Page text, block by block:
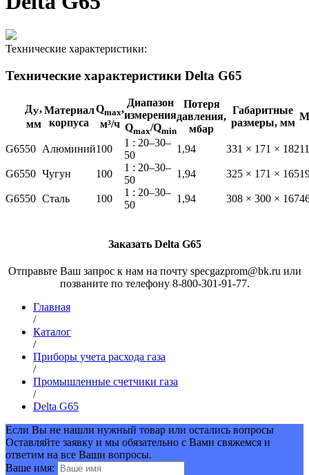
Технические характеристики:
Технические характеристики Delta G65
ДУ,
мм
Материал
корпуса
Qmax,
м³/ч
Диапазон
измерения
Qmax/Qmin
Потеря
давления,
мбар
Габаритные
размеры, мм
G6550 Алюминий100
1 : 20–30–
50
1,94 331 × 171 × 18211
G6550 Чугун 100
1 : 20–30–
50
1,94 325 × 171 × 165
G6550 Сталь 100
1 : 20–30–
50
1,94 308 × 300 × 167
Заказать Delta G65
Отправьте Ваш запрос к нам на почту specgazprom@bk.ru или
позваните по телефону 8-800-301-91-77.
Главная
/
Каталог
/
Приборы учета расхода газа
/
Промышленные счетчики газа
/
Delta G65
Если Вы не нашли нужный товар или остались вопросы
Оставляйте заявку и мы обязательно с Вами свяжемся и
ответим на все Ваши вопросы.
Ваше имя: